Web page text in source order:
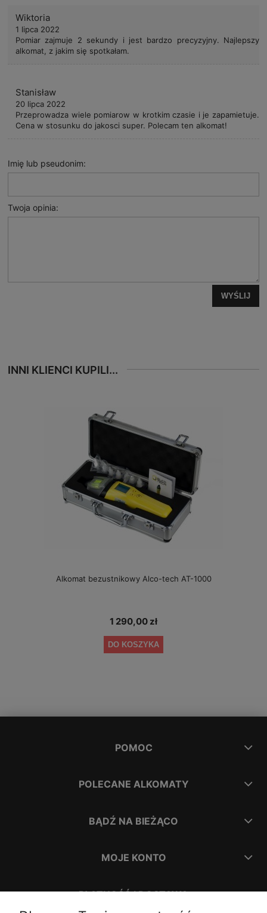
Wiktoria
1 lipca 2022
Pomiar zajmuje 2 sekundy i jest bardzo precyzyjny. Najlepszy
alkomat, z jakim się spotkałam.
Stanisław
20 lipca 2022
Przeprowadza wiele pomiarow w krotkim czasie i je zapamietuje.
Cena w stosunku do jakosci super. Polecam ten alkomat!
Imię lub pseudonim:
Twoja opinia:
WYŚLIJ
INNI KLIENCI KUPILI...
Alkomat bezustnikowy Alco-tech AT-1000
1 290,00 zł
DO KOSZYKA
POMOC
POLECANE ALKOMATY
BĄDŹ NA BIEŻĄCO
MOJE KONTO
PŁATNOŚĆ I DOSTAWA